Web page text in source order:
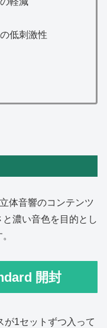
低刺激性
体音響のコンテンツ
濃い音色を目的とし
開封
が1セットずつ入って